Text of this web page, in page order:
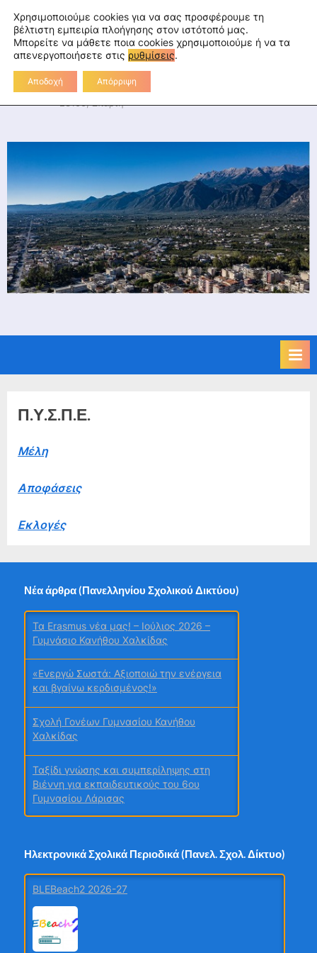
Skip
content
fa tu tw in rss Επικοινωνία
Διεύθυνση Πρωτοβάθμιας
Εκπαίδευσης Λακωνίας
Διοικητήριο Λακωνίας, 2ο χλμ Ε.Ο. Σπάρτης-Γυθείου,
23100, Σπάρτη
Π.Υ.Σ.Π.Ε.
Μέλη
Αποφάσεις
Εκλογές
Νέα άρθρα (Πανελληνίου Σχολικού Δικτύου)
Τα Erasmus νέα μας! – Ιούλιος 2026 –
Γυμνάσιο Κανήθου Χαλκίδας
«Ενεργώ Σωστά: Αξιοποιώ την ενέργεια
και βγαίνω κερδισμένος!»
Σχολή Γονέων Γυμνασίου Κανήθου
Χαλκίδας
Ταξίδι γνώσης και συμπερίληψης στη
Βιέννη για εκπαιδευτικούς του 6ου
Γυμνασίου Λάρισας
Συμμετοχή εκπαιδευτικών του σχολείου
μας σε επιμορφωτική κινητικότητα
Erasmus+ στη Φλωρεντία – 21ο Δημοτικό
Αθήνας
Ηλεκτρονικά Σχολικά Περιοδικά (Πανελ. Σχολ. Δίκτυο)
BLEBeach2 2026-27
Χρησιμοποιούμε cookies για να σας προσφέρουμε τη
βέλτιστη εμπειρία πλοήγησης στον ιστότοπό μας.
Μπορείτε να μάθετε ποια cookies χρησιμοποιούμε ή να τα
απενεργοποιήσετε στις ρυθμίσεις.
Αποδοχή Απόρριψη